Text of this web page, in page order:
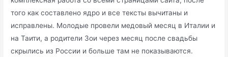
того как составлено ядро и все тексты вычитаны и
исправлены. Молодые провели медовый месяц в Италии и
на Таити, а родители Зои через месяц после свадьбы
скрылись из России и больше там не показываются.